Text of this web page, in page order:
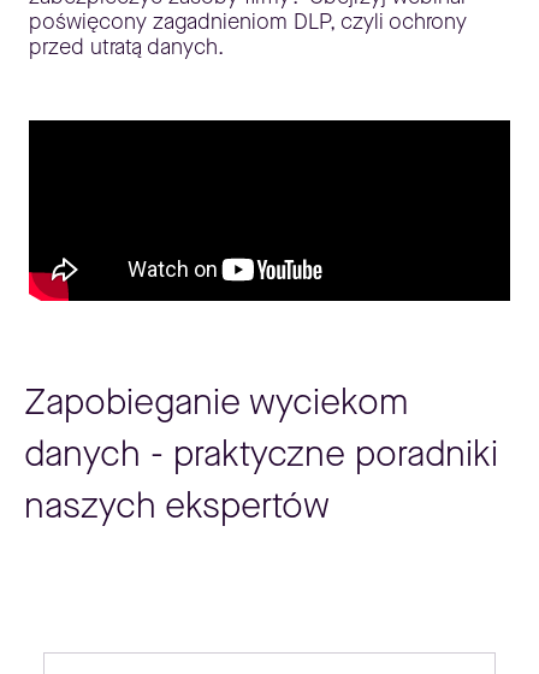
poświęcony zagadnieniom DLP, czyli ochrony
przed utratą danych.
Zapobieganie wyciekom
danych - praktyczne poradniki
naszych ekspertów